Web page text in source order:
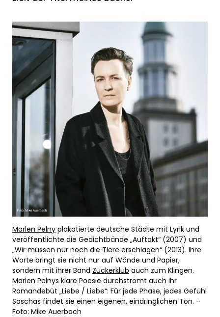
Marlen Pelny plakatierte deutsche Städte mit Lyrik und
veröffentlichte die Gedichtbände „Auftakt“ (2007) und
„Wir müssen nur noch die Tiere erschlagen“ (2013). Ihre
Worte bringt sie nicht nur auf Wände und Papier,
sondern mit ihrer Band Zuckerklub auch zum Klingen.
Marlen Pelnys klare Poesie durchströmt auch ihr
Romandebüt „Liebe / Liebe“: Für jede Phase, jedes Gefühl
Saschas findet sie einen eigenen, eindringlichen Ton. –
Foto: Mike Auerbach